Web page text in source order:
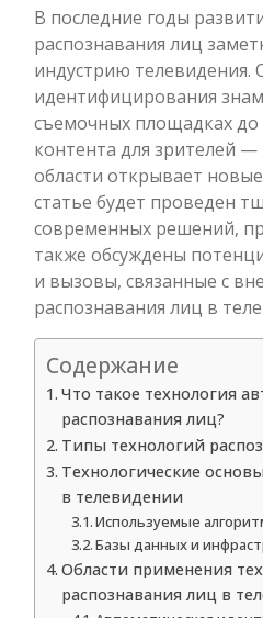
В последние годы
распознавания лиц
индустрию телевидения.
идентифицирования
съемочных площадках до
контента для зрителей —
области открывает
статье будет проведен
современных решений,
также обсуждены
и вызовы, связанные с
распознавания лиц в
Содержание
Что такое технология
распознавания лиц?
Типы технологий
Технологические
в телевидении
Используемые
Базы данных и
Области применения
распознавания лиц в